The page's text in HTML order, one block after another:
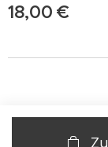
18,00 €